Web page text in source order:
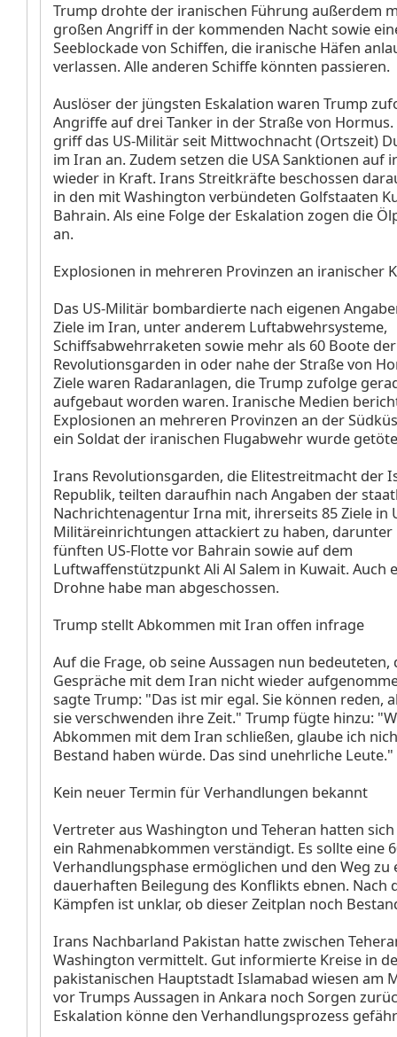
Trump drohte der iranischen Führung außerdem
großen Angriff in der kommenden Nacht sowie
Seeblockade von Schiffen, die iranische Häfen
verlassen. Alle anderen Schiffe könnten passieren.
Auslöser der jüngsten Eskalation waren Trump
Angriffe auf drei Tanker in der Straße von Hormus.
griff das US-Militär seit Mittwochnacht (Ortszeit)
im Iran an. Zudem setzen die USA Sanktionen auf
wieder in Kraft. Irans Streitkräfte beschossen
in den mit Washington verbündeten Golfstaaten
Bahrain. Als eine Folge der Eskalation zogen die
an.
Explosionen in mehreren Provinzen an iranischer
Das US-Militär bombardierte nach eigenen
Ziele im Iran, unter anderem Luftabwehrsysteme,
Schiffsabwehrraketen sowie mehr als 60 Boote der
Revolutionsgarden in oder nahe der Straße von
Ziele waren Radaranlagen, die Trump zufolge
aufgebaut worden waren. Iranische Medien
Explosionen an mehreren Provinzen an der
ein Soldat der iranischen Flugabwehr wurde
Irans Revolutionsgarden, die Elitestreitmacht der
Republik, teilten daraufhin nach Angaben der
Nachrichtenagentur Irna mit, ihrerseits 85 Ziele in
Militäreinrichtungen attackiert zu haben, darunter
fünften US-Flotte vor Bahrain sowie auf dem
Luftwaffenstützpunkt Ali Al Salem in Kuwait. Auch
Drohne habe man abgeschossen.
Trump stellt Abkommen mit Iran offen infrage
Auf die Frage, ob seine Aussagen nun bedeuteten,
Gespräche mit dem Iran nicht wieder
sagte Trump: "Das ist mir egal. Sie können reden,
sie verschwenden ihre Zeit." Trump fügte hinzu:
Abkommen mit dem Iran schließen, glaube ich
Bestand haben würde. Das sind unehrliche Leute."
Kein neuer Termin für Verhandlungen bekannt
Vertreter aus Washington und Teheran hatten
ein Rahmenabkommen verständigt. Es sollte eine
Verhandlungsphase ermöglichen und den Weg zu
dauerhaften Beilegung des Konflikts ebnen. Nach
Kämpfen ist unklar, ob dieser Zeitplan noch
Irans Nachbarland Pakistan hatte zwischen
Washington vermittelt. Gut informierte Kreise in
pakistanischen Hauptstadt Islamabad wiesen am
vor Trumps Aussagen in Ankara noch Sorgen
Eskalation könne den Verhandlungsprozess